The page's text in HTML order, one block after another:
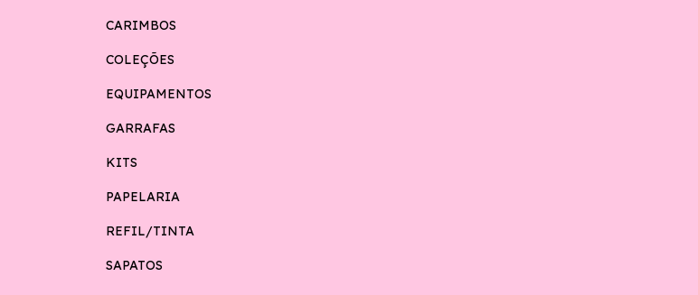
CARIMBOS
COLEÇÕES
EQUIPAMENTOS
GARRAFAS
KITS
PAPELARIA
REFIL/TINTA
SAPATOS